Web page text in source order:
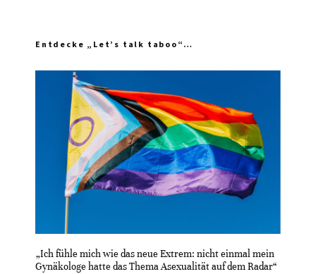
Entdecke „Let’s talk taboo“…
„Ich fühle mich wie das neue Extrem: nicht einmal mein
Gynäkologe hatte das Thema Asexualität auf dem Radar“